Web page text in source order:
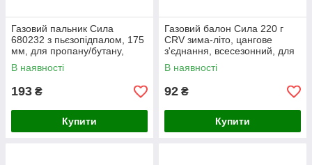
Газовий пальник Сила
680232 з пьєзопідпалом, 175
мм, для пропану/бутану,
температура до 1400°C,
пластиковий корпус
В наявності
193 ₴
Купити
Газовий балон Сила 220 г
CRV зима-літо, цангове
з'єднання, всесезонний, для
плит і пальників (680240)
В наявності
92 ₴
Купити